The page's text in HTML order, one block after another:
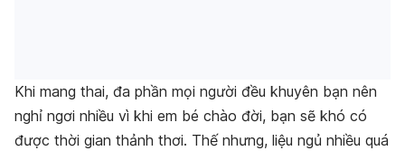
Khi mang thai, đa phần mọi người đều khuyên bạn nên
nghỉ ngơi nhiều vì khi em bé chào đời, bạn sẽ khó có
được thời gian thảnh thơi. Thế nhưng, liệu ngủ nhiều quá